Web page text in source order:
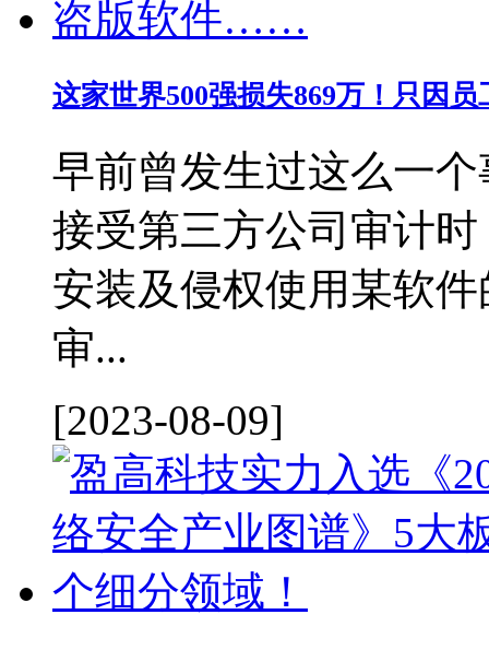
这家世界500强损失869万！只因
早前曾发生过这么一
接受第三方公司审计
安装及侵权使用某软
审...
[2023-08-09]